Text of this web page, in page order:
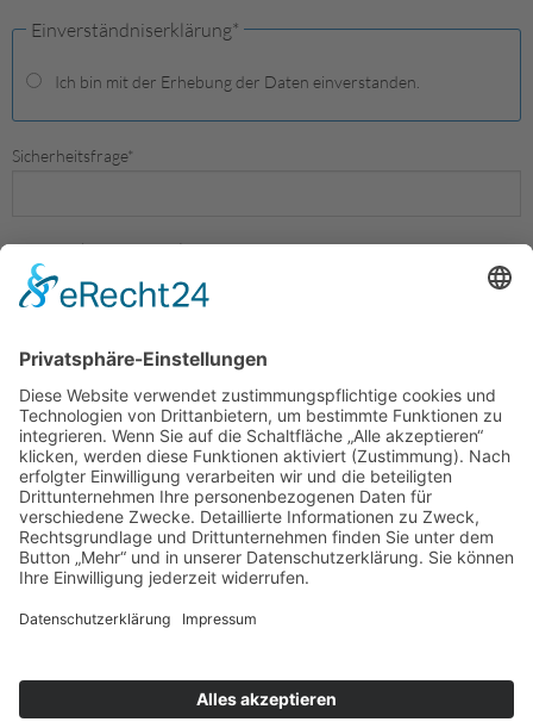
Einverständniserklärung*
Ich bin mit der Erhebung der Daten einverstanden.
Sicherheitsfrage*
Bitte rechnen Sie 9 plus 6.
Absenden
LOGIN
KONTAKT
IMPRESSUM
DATENSCHUTZ
Cookie-Einstellungen
GmbH
Ludwig-Wolker-Straße 6 • D-48157 Münster